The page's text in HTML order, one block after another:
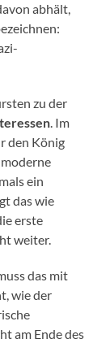
abhält,
zu der
. Im
den König
ein
das wie
erste
weiter.
das mit
wie der
am Ende des